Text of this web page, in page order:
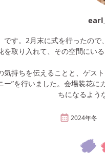
す。2月末に式を行ったの
取り入れて、その空間にい
持ちを伝えることと、ゲ
”を行いました。会場装花
ちになるよう
2024年冬